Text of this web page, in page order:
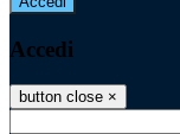
Accedi
button close ×